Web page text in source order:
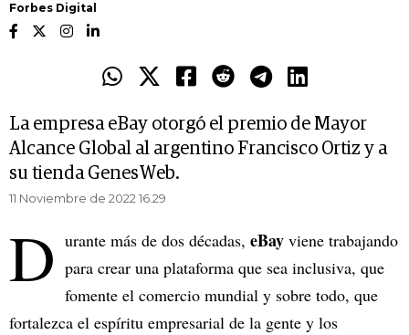
Forbes Digital
La empresa eBay otorgó el premio de Mayor
Alcance Global al argentino Francisco Ortiz y a
su tienda GenesWeb.
11 Noviembre de 2022 16.29
D urante más de dos décadas, eBay viene trabajando
para crear una plataforma que sea inclusiva, que
fomente el comercio mundial y sobre todo, que
fortalezca el espíritu empresarial de la gente y los